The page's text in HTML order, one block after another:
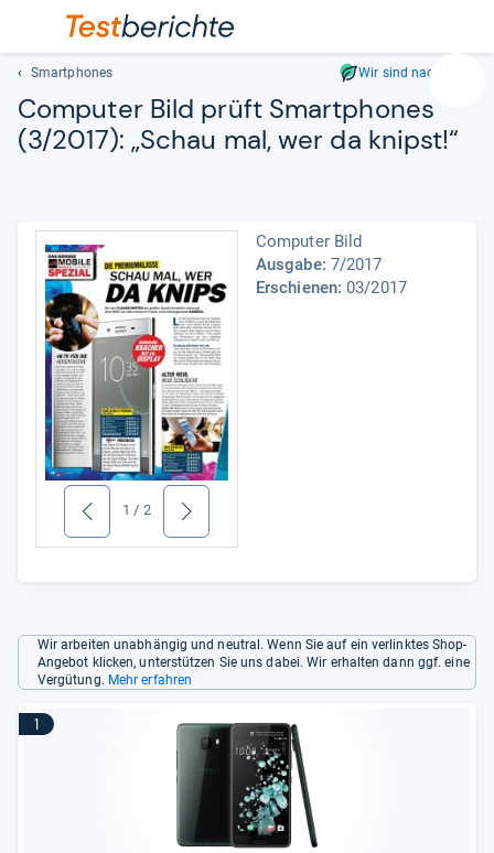
Geben
Sie
Smartphones Wir sind nachhaltig
Com­pu­ter Bild prüft Smart­pho­nes
(3/2017): „Schau mal, wer da knipst!“
zurück 1 / 2 weiter
Computer Bild
Ausgabe: 7/2017
Erschienen: 03/2017
Wir arbeiten unabhängig und neutral. Wenn Sie auf ein verlinktes Shop-
Angebot klicken, unterstützen Sie uns dabei. Wir erhalten dann ggf. eine
Vergütung. Mehr erfahren
1